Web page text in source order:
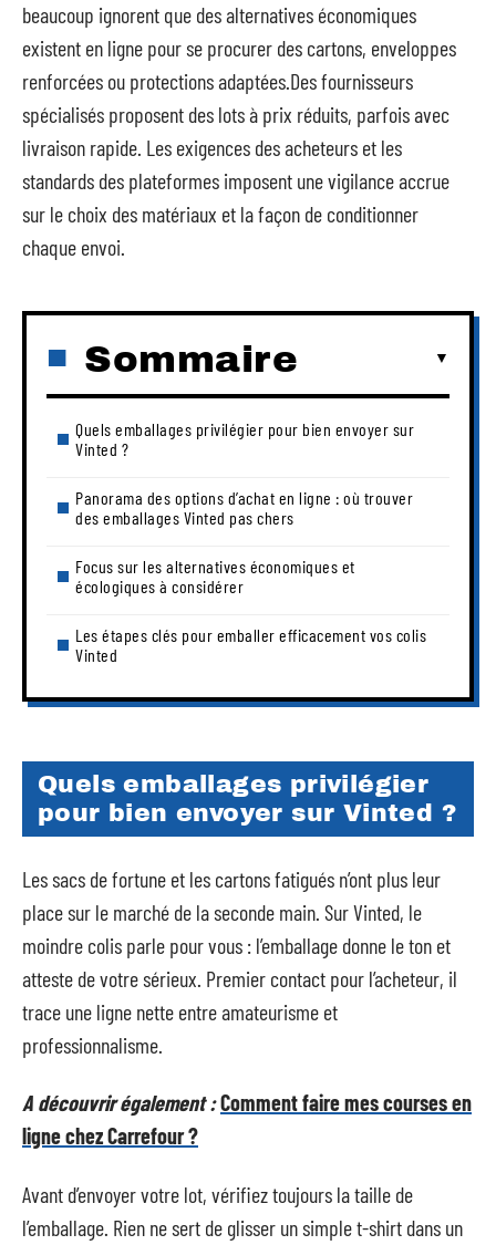
beaucoup ignorent que des alternatives économiques
existent en ligne pour se procurer des cartons, enveloppes
renforcées ou protections adaptées.Des fournisseurs
spécialisés proposent des lots à prix réduits, parfois avec
livraison rapide. Les exigences des acheteurs et les
standards des plateformes imposent une vigilance accrue
sur le choix des matériaux et la façon de conditionner
chaque envoi.
Sommaire
Quels emballages privilégier pour bien envoyer sur
Vinted ?
Panorama des options d’achat en ligne : où trouver
des emballages Vinted pas chers
Focus sur les alternatives économiques et
écologiques à considérer
Les étapes clés pour emballer efficacement vos colis
Vinted
Quels emballages privilégier
pour bien envoyer sur Vinted ?
Les sacs de fortune et les cartons fatigués n’ont plus leur
place sur le marché de la seconde main. Sur Vinted, le
moindre colis parle pour vous : l’emballage donne le ton et
atteste de votre sérieux. Premier contact pour l’acheteur, il
trace une ligne nette entre amateurisme et
professionnalisme.
A découvrir également :Comment faire mes courses en
ligne chez Carrefour ?
Avant d’envoyer votre lot, vérifiez toujours la taille de
l’emballage. Rien ne sert de glisser un simple t-shirt dans un